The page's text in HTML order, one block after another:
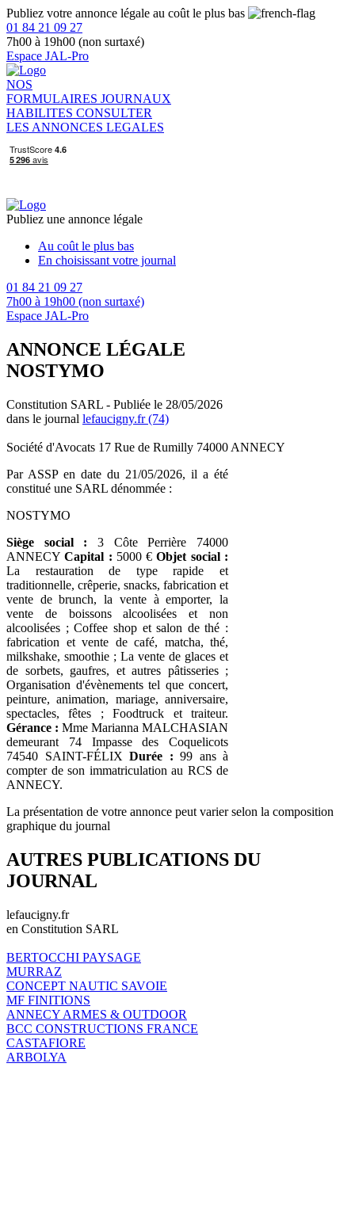
Publiez votre annonce légale au coût le plus bas
01 84 21 09 27
7h00 à 19h00 (non surtaxé)
Espace JAL-Pro
NOS
FORMULAIRES JOURNAUX
HABILITES CONSULTER
LES ANNONCES LEGALES
Publiez une annonce légale
Au coût le plus bas
En choisissant votre journal
01 84 21 09 27
7h00 à 19h00 (non surtaxé)
Espace JAL-Pro
ANNONCE LÉGALE
NOSTYMO
Constitution SARL - Publiée le 28/05/2026
dans le journal lefaucigny.fr (74)
Société d'Avocats 17 Rue de Rumilly 74000 ANNECY
Par ASSP en date du 21/05/2026, il a été
constitué une SARL dénommée :
NOSTYMO
Siège social : 3 Côte Perrière 74000
ANNECYCapital : 5000 €Objet social :
La restauration de type rapide et
traditionnelle, crêperie, snacks, fabrication et
vente de brunch, la vente à emporter, la
vente de boissons alcoolisées et non
alcoolisées ; Coffee shop et salon de thé :
fabrication et vente de café, matcha, thé,
milkshake, smoothie ; La vente de glaces et
de sorbets, gaufres, et autres pâtisseries ;
Organisation d'évènements tel que concert,
peinture, animation, mariage, anniversaire,
spectacles, fêtes ; Foodtruck et traiteur.
Gérance : Mme Marianna MALCHASIAN
demeurant 74 Impasse des Coquelicots
74540 SAINT-FÉLIX Durée : 99 ans à
compter de son immatriculation au RCS de
ANNECY.
La présentation de votre annonce peut varier selon la composition
graphique du journal
AUTRES PUBLICATIONS DU
JOURNAL
lefaucigny.fr
en Constitution SARL
BERTOCCHI PAYSAGE
MURRAZ
CONCEPT NAUTIC SAVOIE
MF FINITIONS
ANNECY ARMES & OUTDOOR
BCC CONSTRUCTIONS FRANCE
CASTAFIORE
ARBOLYA